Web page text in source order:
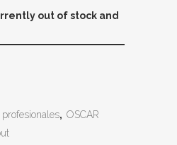
out of stock and
profesionales, OSCAR